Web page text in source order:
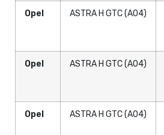
Opel ASTRA H GTC (A04)
Opel ASTRA H GTC (A04)
Opel ASTRA H GTC (A04)